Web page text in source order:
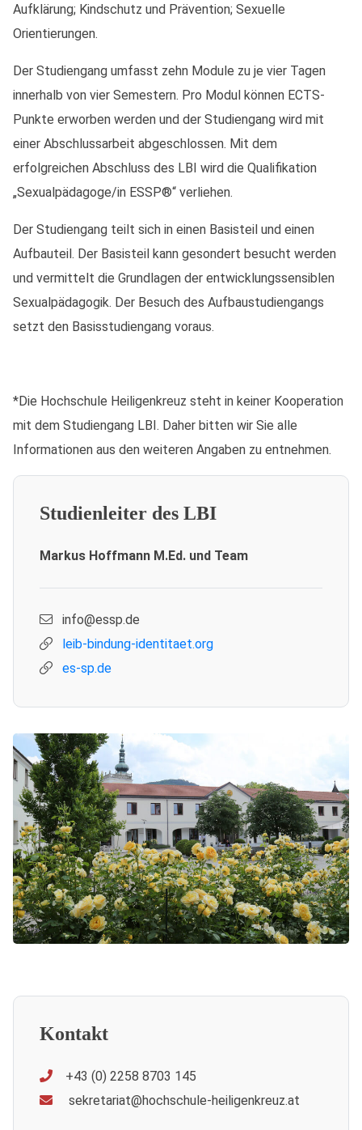
Aufklärung; Kindschutz und Prävention; Sexuelle
Orientierungen.
Der Studiengang umfasst zehn Module zu je vier Tagen
innerhalb von vier Semestern. Pro Modul können ECTS-
Punkte erworben werden und der Studiengang wird mit
einer Abschlussarbeit abgeschlossen. Mit dem
erfolgreichen Abschluss des LBI wird die Qualifikation
„Sexualpädagoge/in ESSP®“ verliehen.
Der Studiengang teilt sich in einen Basisteil und einen
Aufbauteil. Der Basisteil kann gesondert besucht werden
und vermittelt die Grundlagen der entwicklungssensiblen
Sexualpädagogik. Der Besuch des Aufbaustudiengangs
setzt den Basisstudiengang voraus.
*Die Hochschule Heiligenkreuz steht in keiner Kooperation
mit dem Studiengang LBI. Daher bitten wir Sie alle
Informationen aus den weiteren Angaben zu entnehmen.
Studienleiter des LBI
Markus Hoffmann M.Ed. und Team
info@essp.de
leib-bindung-identitaet.org
es-sp.de
Kontakt
+43 (0) 2258 8703 145
sekretariat@hochschule-heiligenkreuz.at